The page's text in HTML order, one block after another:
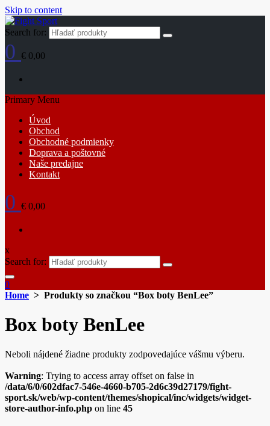
Skip to content
Search for:
0 € 0,00
Primary Menu
Úvod
Obchod
Obchodné podmienky
Doprava a poštovné
Naše predajne
Kontakt
0 € 0,00
x
Search for:
0
Home > Produkty so značkou “Box boty BenLee”
Box boty BenLee
Neboli nájdené žiadne produkty zodpovedajúce vášmu výberu.
Warning: Trying to access array offset on false in
/data/6/0/602dfac7-546e-4660-b705-2d6c39d27179/fight-
sport.sk/web/wp-content/themes/shopical/inc/widgets/widget-
store-author-info.php on line 45